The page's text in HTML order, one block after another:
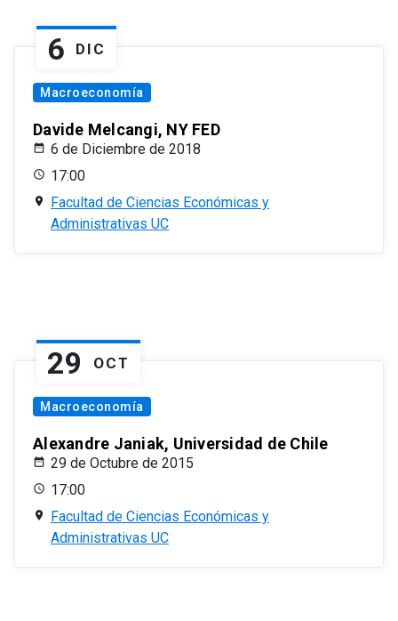
6 DIC
Macroeconomía
Davide Melcangi, NY FED
6 de Diciembre de 2018
17:00
Facultad de Ciencias Económicas y
Administrativas UC
29 OCT
Macroeconomía
Alexandre Janiak, Universidad de Chile
29 de Octubre de 2015
17:00
Facultad de Ciencias Económicas y
Administrativas UC